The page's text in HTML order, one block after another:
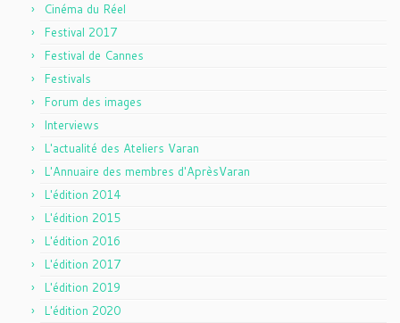
Cinéma du Réel
Festival 2017
Festival de Cannes
Festivals
Forum des images
Interviews
L'actualité des Ateliers Varan
L'Annuaire des membres d'AprèsVaran
L'édition 2014
L'édition 2015
L'édition 2016
L'édition 2017
L'édition 2019
L'édition 2020